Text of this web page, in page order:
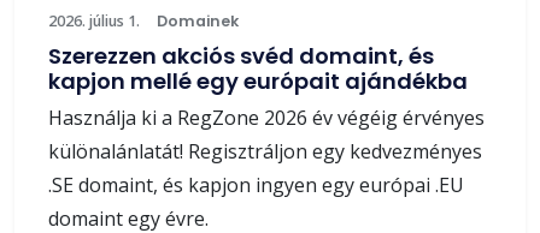
2026. július 1. Domainek
Szerezzen akciós svéd domaint, és
kapjon mellé egy európait ajándékba
Használja ki a RegZone 2026 év végéig érvényes
különalánlatát! Regisztráljon egy kedvezményes
.SE domaint, és kapjon ingyen egy európai .EU
domaint egy évre.